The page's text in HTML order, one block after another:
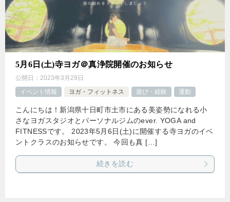
5月6日(土)寺ヨガ＠真浄院開催のお知らせ
公開日： 2023年3月29日
イベント情報
ヨガ・フィットネス 遊び・経験 運動
こんにちは！新潟県十日町市土市にある美姿勢になれる小
さなヨガスタジオとパーソナルジムのever. YOGA and
FITNESSです。 2023年5月6日(土)に開催する寺ヨガのイベ
ントクラスのお知らせです。 今回も真 […]
続きを読む